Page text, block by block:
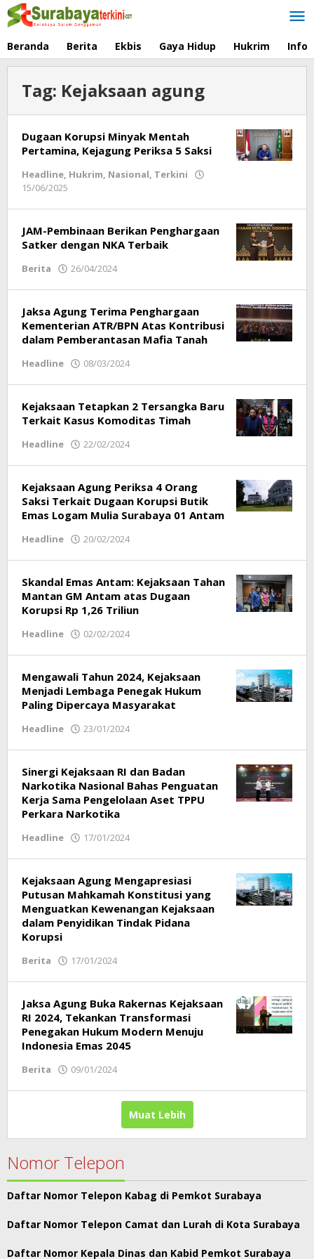
Lewati
ke
Beranda Berita Ekbis Gaya Hidup Hukrim Info
Tag: Kejaksaan agung
Dugaan Korupsi Minyak Mentah
Pertamina, Kejagung Periksa 5 Saksi
Headline, Hukrim, Nasional, Terkini
15/06/2025
JAM-Pembinaan Berikan Penghargaan
Satker dengan NKA Terbaik
Berita 26/04/2024
Jaksa Agung Terima Penghargaan
Kementerian ATR/BPN Atas Kontribusi
dalam Pemberantasan Mafia Tanah
Headline 08/03/2024
Kejaksaan Tetapkan 2 Tersangka Baru
Terkait Kasus Komoditas Timah
Headline 22/02/2024
Kejaksaan Agung Periksa 4 Orang
Saksi Terkait Dugaan Korupsi Butik
Emas Logam Mulia Surabaya 01 Antam
Headline 20/02/2024
Skandal Emas Antam: Kejaksaan Tahan
Mantan GM Antam atas Dugaan
Korupsi Rp 1,26 Triliun
Headline 02/02/2024
Mengawali Tahun 2024, Kejaksaan
Menjadi Lembaga Penegak Hukum
Paling Dipercaya Masyarakat
Headline 23/01/2024
Sinergi Kejaksaan RI dan Badan
Narkotika Nasional Bahas Penguatan
Kerja Sama Pengelolaan Aset TPPU
Perkara Narkotika
Headline 17/01/2024
Kejaksaan Agung Mengapresiasi
Putusan Mahkamah Konstitusi yang
Menguatkan Kewenangan Kejaksaan
dalam Penyidikan Tindak Pidana
Korupsi
Berita 17/01/2024
Jaksa Agung Buka Rakernas Kejaksaan
RI 2024, Tekankan Transformasi
Penegakan Hukum Modern Menuju
Indonesia Emas 2045
Berita 09/01/2024
Muat Lebih
Nomor Telepon
Daftar Nomor Telepon Kabag di Pemkot Surabaya
Daftar Nomor Telepon Camat dan Lurah di Kota Surabaya
Daftar Nomor Kepala Dinas dan Kabid Pemkot Surabaya